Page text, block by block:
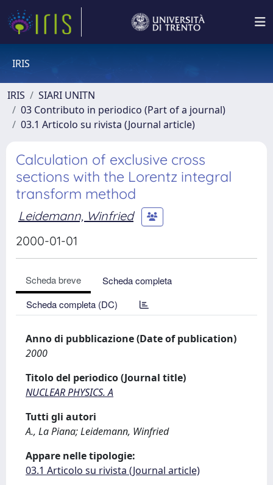
IRIS
IRIS
SIARI UNITN
03 Contributo in periodico (Part of a journal)
03.1 Articolo su rivista (Journal article)
Calculation of exclusive cross
sections with the Lorentz integral
transform method
Leidemann, Winfried
2000-01-01
Scheda breve
Scheda completa
Scheda completa (DC)
Anno di pubblicazione (Date of publication)
2000
Titolo del periodico (Journal title)
NUCLEAR PHYSICS. A
Tutti gli autori
A., La Piana; Leidemann, Winfried
Appare nelle tipologie:
03.1 Articolo su rivista (Journal article)